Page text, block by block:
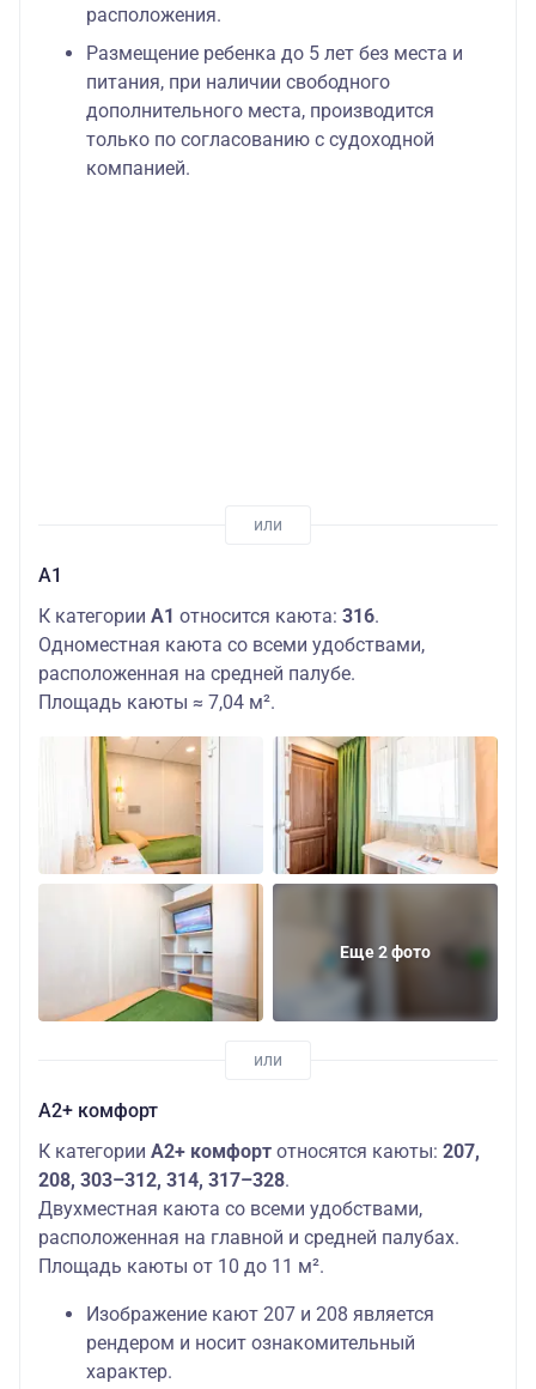
расположения.
Размещение ребенка до 5 лет без места и
питания, при наличии свободного
дополнительного места, производится
только по согласованию с судоходной
компанией.
А1
К категории А1 относится каюта: 316.
Одноместная каюта со всеми удобствами,
расположенная на средней палубе.
Площадь каюты ≈ 7,04 м².
Еще 2 фото
А2+ комфорт
К категории А2+ комфорт относятся каюты: 207,
208, 303–312, 314, 317–328.
Двухместная каюта со всеми удобствами,
расположенная на главной и средней палубах.
Площадь каюты от 10 до 11 м².
Изображение кают 207 и 208 является
рендером и носит ознакомительный
характер.